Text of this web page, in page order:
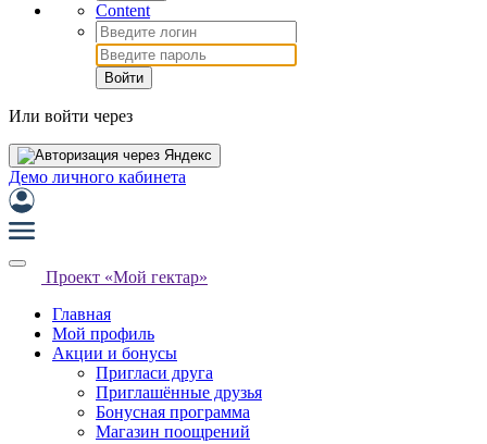
Content
Войти
Или войти через
Демо личного кабинета
Проект «Мой гектар»
Главная
Мой профиль
Акции и бонусы
Пригласи друга
Приглашённые друзья
Бонусная программа
Магазин поощрений